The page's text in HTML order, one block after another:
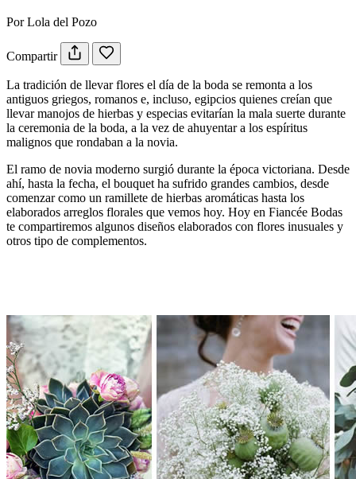
Por Lola del Pozo
Compartir
La tradición de llevar flores el día de la boda se remonta a los
antiguos griegos, romanos e, incluso, egipcios quienes creían que
llevar manojos de hierbas y especias evitarían la mala suerte durante
la ceremonia de la boda, a la vez de ahuyentar a los espíritus
malignos que rondaban a la novia.
El ramo de novia moderno surgió durante la época victoriana. Desde
ahí, hasta la fecha, el bouquet ha sufrido grandes cambios, desde
comenzar como un ramillete de hierbas aromáticas hasta los
elaborados arreglos florales que vemos hoy. Hoy en Fiancée Bodas
te compartiremos algunos diseños elaborados con flores inusuales y
otros tipo de complementos.